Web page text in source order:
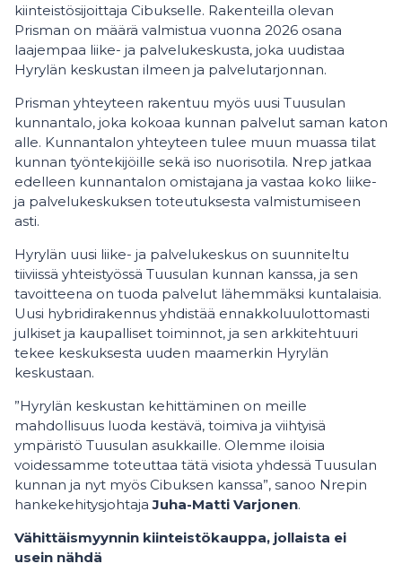
kiinteistösijoittaja Cibukselle. Rakenteilla olevan
Prisman on määrä valmistua vuonna 2026 osana
laajempaa liike- ja palvelukeskusta, joka uudistaa
Hyrylän keskustan ilmeen ja palvelutarjonnan.
Prisman yhteyteen rakentuu myös uusi Tuusulan
kunnantalo, joka kokoaa kunnan palvelut saman katon
alle. Kunnantalon yhteyteen tulee muun muassa tilat
kunnan työntekijöille sekä iso nuorisotila. Nrep jatkaa
edelleen kunnantalon omistajana ja vastaa koko liike-
ja palvelukeskuksen toteutuksesta valmistumiseen
asti.
Hyrylän uusi liike- ja palvelukeskus on suunniteltu
tiiviissä yhteistyössä Tuusulan kunnan kanssa, ja sen
tavoitteena on tuoda palvelut lähemmäksi kuntalaisia.
Uusi hybridirakennus yhdistää ennakkoluulottomasti
julkiset ja kaupalliset toiminnot, ja sen arkkitehtuuri
tekee keskuksesta uuden maamerkin Hyrylän
keskustaan.
”Hyrylän keskustan kehittäminen on meille
mahdollisuus luoda kestävä, toimiva ja viihtyisä
ympäristö Tuusulan asukkaille. Olemme iloisia
voidessamme toteuttaa tätä visiota yhdessä Tuusulan
kunnan ja nyt myös Cibuksen kanssa”, sanoo Nrepin
hankekehitysjohtajaJuha-Matti Varjonen.
Vähittäismyynnin kiinteistökauppa, jollaista ei
usein nähdä